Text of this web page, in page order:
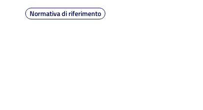
Normativa di riferimento